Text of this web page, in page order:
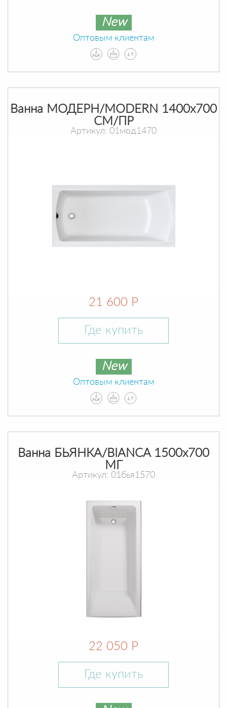
New
Оптовым клиентам
Ванна МОДЕРН/MODERN 1400х700
СМ/ПР
Артикул: 01мод1470
21 600 Р
Где купить
New
Оптовым клиентам
Ванна БЬЯНКА/BIANCA 1500х700
МГ
Артикул: 01бья1570
22 050 Р
Где купить